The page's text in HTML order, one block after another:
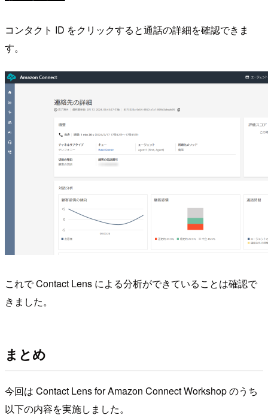
コンタクト ID をクリックすると通話の詳細を確認できま
す。
これで Contact Lens による分析ができていることは確認で
きました。
まとめ
今回は Contact Lens for Amazon Connect Workshop のうち
以下の内容を実施しました。